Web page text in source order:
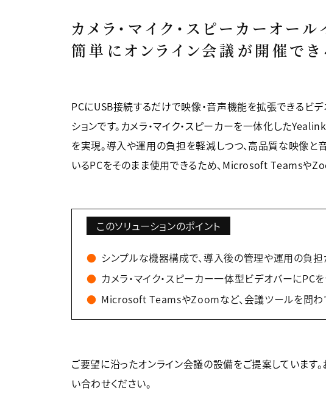
カメラ・マイク・スピーカーオー
簡単にオンライン会議が開催でき
PCにUSB接続するだけで映像・音声機能を拡張できるビ
ションです。カメラ・マイク・スピーカーを一体化した
を実現。導入や運用の負担を軽減しつつ、高品質な映像と
いるPCをそのまま使用できるため、Microsoft Teamsや
このソリューションのポイント
シンプルな機器構成で、導入後の管理や運用の負
カメラ・マイク・スピーカー一体型ビデオバーに
Microsoft TeamsやZoomなど、会議ツールを問わ
ご要望に沿ったオンライン会議の設備をご提案しています
い合わせください。